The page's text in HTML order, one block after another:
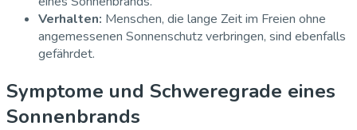
Verhalten: Menschen, die lange Zeit im Freien ohne
angemessenen Sonnenschutz verbringen, sind ebenfalls
gefährdet.
Symptome und Schweregrade eines
Sonnenbrands